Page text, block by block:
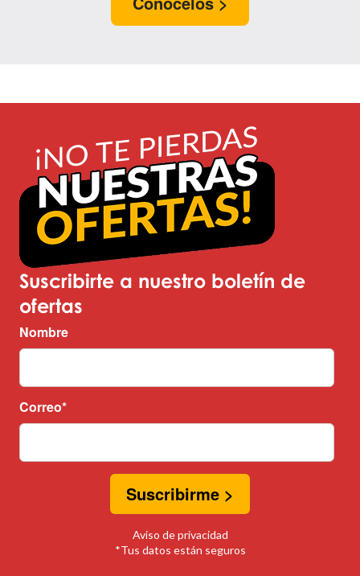
Suscribirte a nuestro boletín de
ofertas
Nombre
Correo*
Aviso de privacidad
*Tus datos están seguros